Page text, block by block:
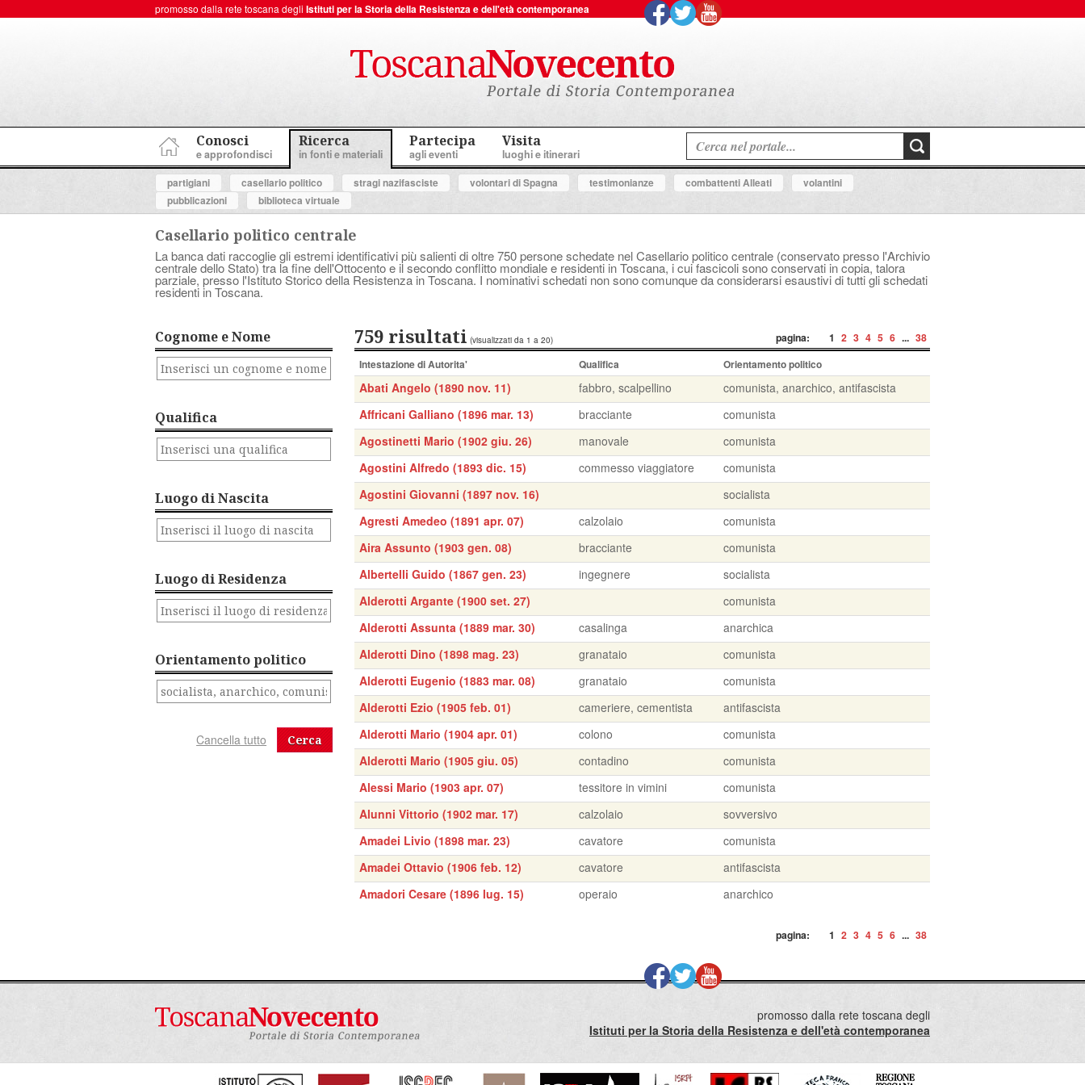
promosso dalla rete toscana degli Istituti per la Storia della Resistenza e dell'età contemporanea
Conosci
e approfondisci
Ricerca
in fonti e materiali
Partecipa
agli eventi
Visita
luoghi e itinerari
partigiani
casellario politico stragi nazifasciste volontari di Spagna testimonianze combattenti Alleati
volantini
pubblicazioni
biblioteca virtuale
Casellario politico centrale
La banca dati raccoglie gli estremi identificativi più salienti di oltre 750 persone schedate nel Casellario politico centrale (conservato presso l'Archivio
centrale dello Stato) tra la fine dell'Ottocento e il secondo conflitto mondiale e residenti in Toscana, i cui fascicoli sono conservati in copia, talora
parziale, presso l'Istituto Storico della Resistenza in Toscana. I nominativi schedati non sono comunque da considerarsi esaustivi di tutti gli schedati
residenti in Toscana.
Cognome e Nome
Qualifica
Luogo di Nascita
Luogo di Residenza
Orientamento politico
Cerca
pagina: 1 2 3 4 5 6 ... 38
759 risultati (visualizzati da 1 a 20)
Intestazione di Autorita' Qualifica Orientamento politico
Abati Angelo (1890 nov. 11) fabbro, scalpellino
comunista, anarchico, antifascista
Affricani Galliano (1896 mar. 13)
bracciante
comunista
Agostinetti Mario (1902 giu. 26)
manovale
comunista
Agostini Alfredo (1893 dic. 15)
commesso viaggiatore
comunista
Agostini Giovanni (1897 nov. 16)
socialista
Agresti Amedeo (1891 apr. 07)
calzolaio
comunista
Aira Assunto (1903 gen. 08)
bracciante
comunista
Albertelli Guido (1867 gen. 23)
ingegnere
socialista
Alderotti Argante (1900 set. 27)
comunista
Alderotti Assunta (1889 mar. 30)
casalinga
anarchica
Alderotti Dino (1898 mag. 23)
granataio
comunista
Alderotti Eugenio (1883 mar. 08)
granataio
comunista
Alderotti Ezio (1905 feb. 01)
cameriere, cementista
antifascista
Alderotti Mario (1904 apr. 01)
colono
comunista
Alderotti Mario (1905 giu. 05)
contadino
comunista
Alessi Mario (1903 apr. 07)
tessitore in vimini
comunista
Alunni Vittorio (1902 mar. 17)
calzolaio
sovversivo
Amadei Livio (1898 mar. 23)
cavatore
comunista
Amadei Ottavio (1906 feb. 12)
cavatore
antifascista
Amadori Cesare (1896 lug. 15)
operaio anarchico
pagina: 1 2 3 4 5 6 ... 38
promosso dalla rete toscana degli
Istituti per la Storia della Resistenza e dell'età contemporanea